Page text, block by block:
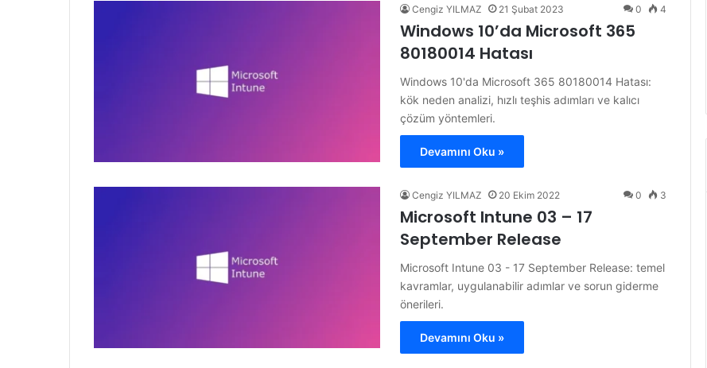
Cengiz YILMAZ 21 Şubat 2023 0 4
Windows 10’da Microsoft 365
80180014 Hatası
Windows 10'da Microsoft 365 80180014 Hatası:
kök neden analizi, hızlı teşhis adımları ve kalıcı
çözüm yöntemleri.
Devamını Oku »
Cengiz YILMAZ 20 Ekim 2022 0 3
Microsoft Intune 03 – 17
September Release
Microsoft Intune 03 - 17 September Release: temel
kavramlar, uygulanabilir adımlar ve sorun giderme
önerileri.
Devamını Oku »